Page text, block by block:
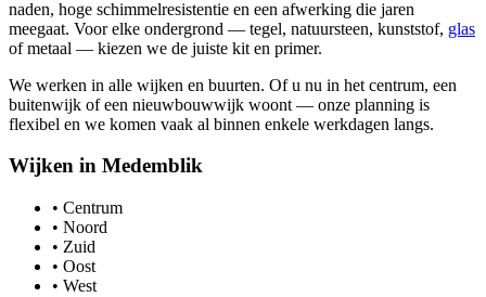
naden, hoge schimmelresistentie en een afwerking die jaren
meegaat. Voor elke ondergrond — tegel, natuursteen, kunststof, glas
of metaal — kiezen we de juiste kit en primer.
We werken in alle wijken en buurten. Of u nu in het centrum, een
buitenwijk of een nieuwbouwwijk woont — onze planning is
flexibel en we komen vaak al binnen enkele werkdagen langs.
Wijken in Medemblik
• Centrum
• Noord
• Zuid
• Oost
• West